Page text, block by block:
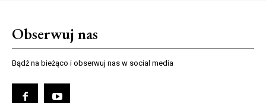
Obserwuj nas
Bądź na bieżąco i obserwuj nas w social media